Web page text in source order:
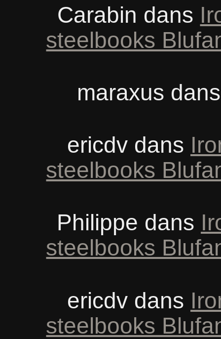
Carabin dans
steelbooks
maraxus
ericdvdans
steelbooks
Philippe dans
steelbooks
ericdvdans
steelbooks